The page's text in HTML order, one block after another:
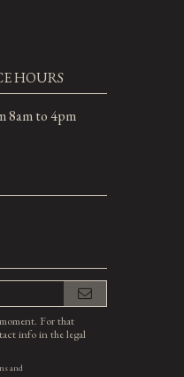
HOURS
8am to 4pm
For that
info in the legal
and